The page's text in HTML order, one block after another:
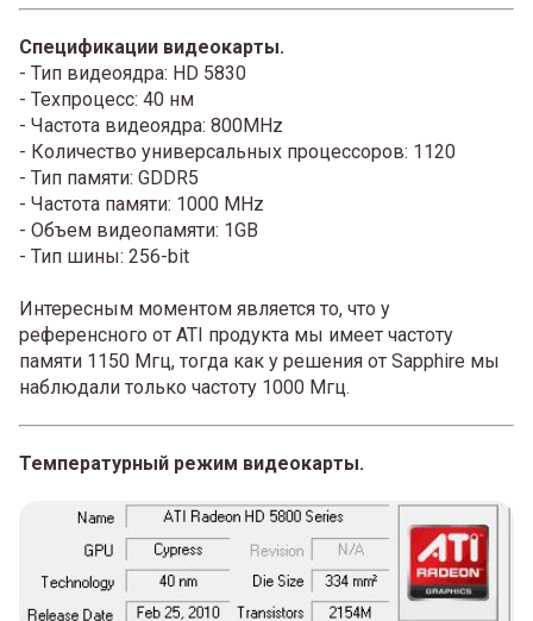
Спецификации видеокарты.
- Тип видеоядра: HD 5830
- Техпроцесс: 40 нм
- Частота видеоядра: 800MHz
- Количество универсальных процессоров: 1120
- Тип памяти: GDDR5
- Частота памяти: 1000 MHz
- Объем видеопамяти: 1GB
- Тип шины: 256-bit
Интересным моментом является то, что у
референсного от ATI продукта мы имеет частоту
памяти 1150 Мгц, тогда как у решения от Sapphire мы
наблюдали только частоту 1000 Мгц.
Температурный режим видеокарты.